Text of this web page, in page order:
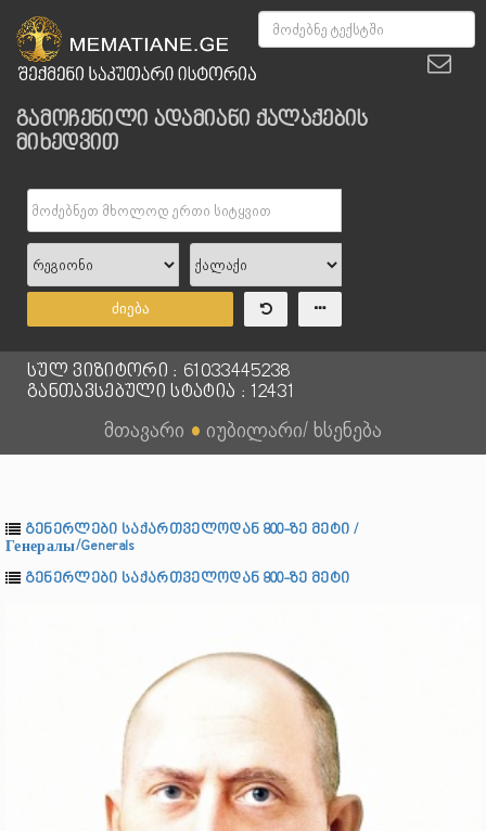
გამოჩენილი ადამიანი ქალაქების
მიხედვით
ძიება
სულ ვიზიტორი : 61033445238
განთავსებული სტატია : 12431
მთავარი ● იუბილარი/ ხსენება
გენერლები საქართველოდან 800-ზე მეტი /
Генералы/Generals
გენერლები საქართველოდან 800-ზე მეტი